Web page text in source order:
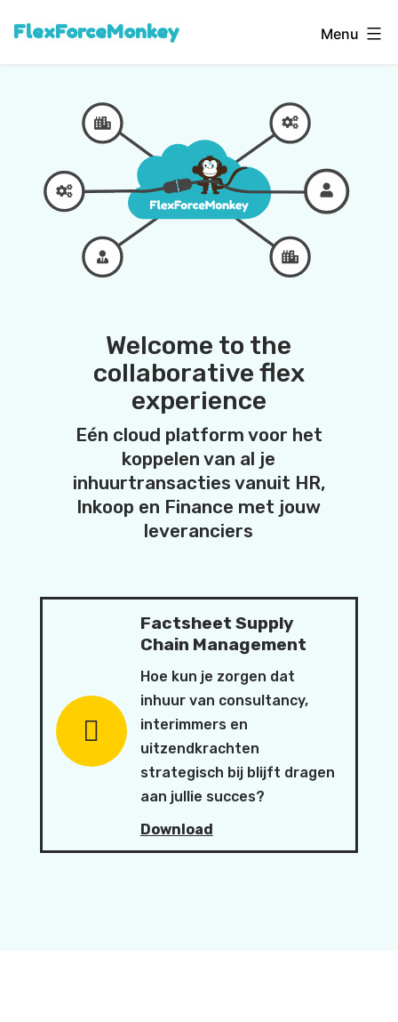
naar
FlexForceMonkey Menu
Welcome to the
collaborative flex
experience
Eén cloud platform voor het
koppelen van al je
inhuurtransacties vanuit HR,
Inkoop en Finance met jouw
leveranciers
Factsheet Supply
Chain Management
Hoe kun je zorgen dat
inhuur van consultancy,
interimmers en
uitzendkrachten
strategisch bij blijft dragen
aan jullie succes?
Download